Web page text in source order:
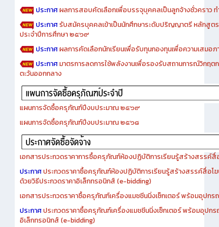
ประกาศรับสมัครบุคคลเข้าเป็นนักศึกษาระดับปริญญาตรี หลักสูต
ประจำปีการศึกษา ๒๕๖๙
ประกาศผลการคัดเลือกนักเรียนเพื่อรับทุนกองทุนเพื่อความเสมอ
ประกาศมาตรการลดการใช้พลังงานเพื่อรองรับสถานการณ์วิกฤ
ตะวันออกกลาง
แผนการจัดซื้อครุภัณฑ์ปีงบประมาณ ๒๕๖๙
แผนการจัดซื้อครุภัณฑ์ปีงบประมาณ ๒๕๖๘
เอกสารประกวดราคาการซื้อครุภัณฑ์ห้องปฏิบัติการเรียนรู้สร้างสรรค์
ประกาศประกวดราคาซื้อครุภัณฑ์ห้องปฏิบัติการเรียนรู้สร้างสรรค์สื่อโ
ด้วยวิธีประกวดราคาอิเล็กทรอนิกส์ (e-bidding)
เอกสารประกวดราคาซื้อครุภัณฑ์เครื่องแมชชีนนิ่งเซ็กเตอร์ พร้อมอุปก
ประกาศประกวดราคาซื้อครุภัณฑ์เครื่องแมชชีนนิ่งเซ็กเตอร์ พร้อมอุปก
อิเล็กทรอนิกส์ (e-bidding)
เอกสารประกวดราคาซื้อครุภัณฑ์ชุดปฏิบัติการเรียนรู้และควบคุมหุ่นยน